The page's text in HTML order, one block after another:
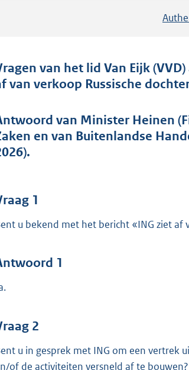
van het lid Van Eijk
van verkoop Russische
van Minister Heinen
en van Buitenlandse
1
u bekend met het bericht «ING ziet af
1
2
u in gesprek met ING om een vertrek
of de activiteiten versneld af te bouwen?